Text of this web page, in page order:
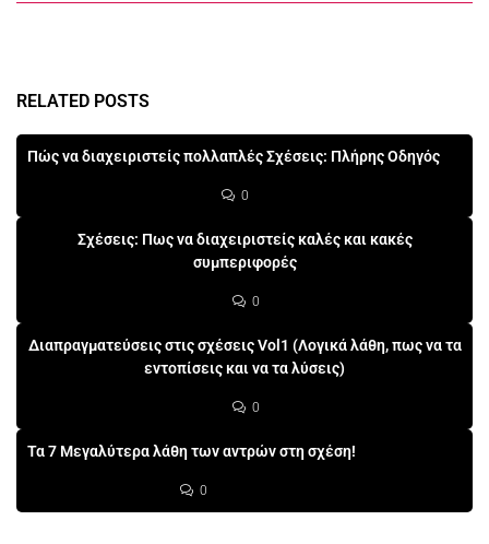
RELATED POSTS
Πώς να διαχειριστείς πολλαπλές Σχέσεις: Πλήρης Οδηγός
0
Σχέσεις: Πως να διαχειριστείς καλές και κακές
συμπεριφορές
0
Διαπραγματεύσεις στις σχέσεις Vol1 (Λογικά λάθη, πως να τα
εντοπίσεις και να τα λύσεις)
0
Τα 7 Μεγαλύτερα λάθη των αντρών στη σχέση!
0